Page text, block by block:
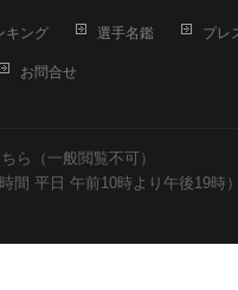
キング 選手名鑑 プレ
お問合せ
ら（一般閲覧不可）
間 平日 午前10時より午後19時